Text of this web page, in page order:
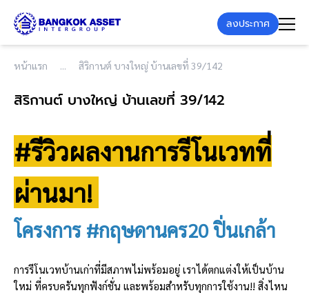
ลงประกาศ
หน้าแรก สิริกานต์ บางใหญ่ บ้านเลขที่ 39/142
สิริกานต์ บางใหญ่ บ้านเลขที่ 39/142
#รีวิวผลงานการรีโนเวทที่
ผ่านมา!
โครงการ #กฤษดานคร20 ปิ่นเกล้า
การรีโนเวทบ้านเก่าที่มีสภาพไม่พร้อมอยู่ เราได้ตกแต่งให้เป็นบ้าน
ใหม่ ที่ครบครันทุกฟังก์ชั่น และพร้อมสำหรับทุกการใช้งาน!! สิ่งไหน